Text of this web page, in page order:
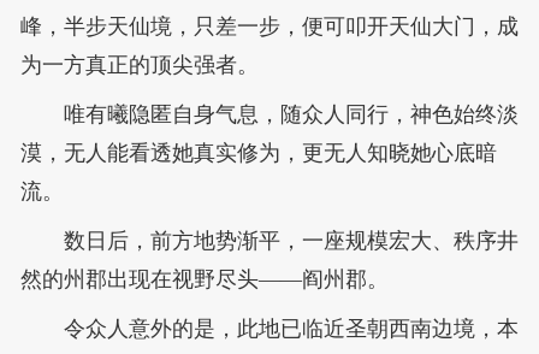
峰，半步天仙境，只差一步，便可叩开天仙大门，成
为一方真正的顶尖强者。
唯有曦隐匿自身气息，随众人同行，神色始终淡
漠，无人能看透她真实修为，更无人知晓她心底暗
流。
数日后，前方地势渐平，一座规模宏大、秩序井
然的州郡出现在视野尽头——阎州郡。
令众人意外的是，此地已临近圣朝西南边境，本